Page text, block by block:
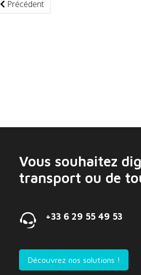
Article précédent : Alexa d'Amazon
Précédent
Vous souhaitez
transport ou de
+33 6 29 55 49 53
Découvrez nos solutions !